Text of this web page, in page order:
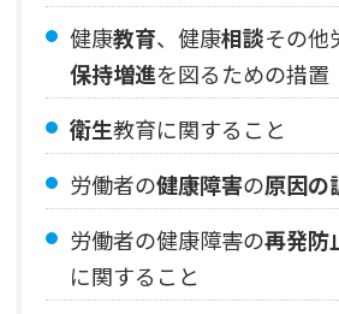
健康教育、健康相談その他
保持増進を図るための措置
衛生教育に関すること
労働者の健康障害の原因の
労働者の健康障害の再発防
に関すること